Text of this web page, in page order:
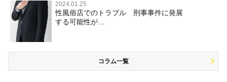
2024.01.25
性風俗店でのトラブル 刑事事件に発展
する可能性が…
コラム一覧